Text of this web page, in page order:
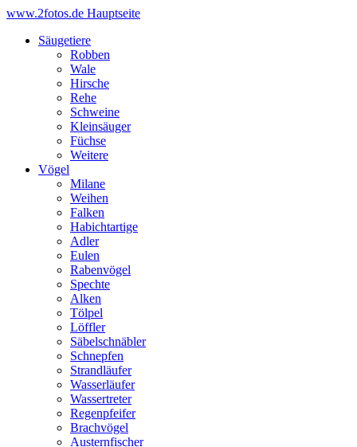
www.2fotos.de Hauptseite
Säugetiere
Robben
Wale
Hirsche
Rehe
Schweine
Kleinsäuger
Füchse
Weitere
Vögel
Milane
Weihen
Falken
Habichtartige
Adler
Eulen
Rabenvögel
Spechte
Alken
Tölpel
Löffler
Säbelschnäbler
Schnepfen
Strandläufer
Wasserläufer
Wassertreter
Regenpfeifer
Brachvögel
Austernfischer